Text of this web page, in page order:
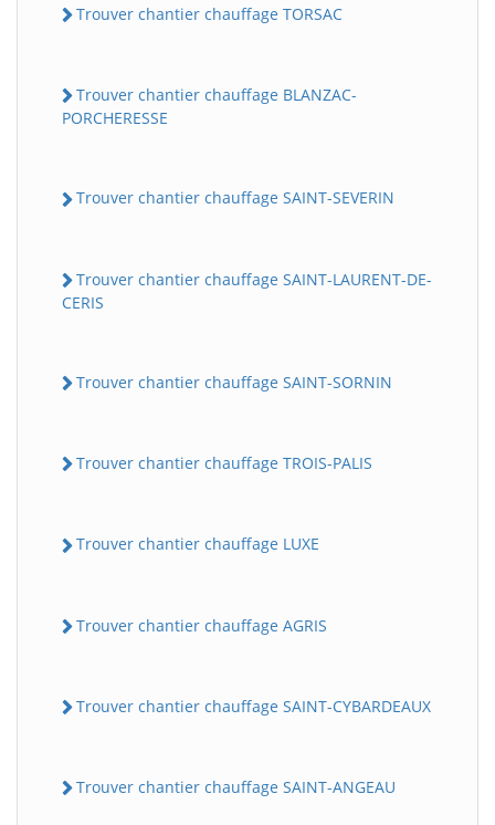
Trouver chantier chauffage TORSAC
Trouver chantier chauffage BLANZAC-
PORCHERESSE
Trouver chantier chauffage SAINT-SEVERIN
Trouver chantier chauffage SAINT-LAURENT-DE-
CERIS
Trouver chantier chauffage SAINT-SORNIN
Trouver chantier chauffage TROIS-PALIS
Trouver chantier chauffage LUXE
Trouver chantier chauffage AGRIS
Trouver chantier chauffage SAINT-CYBARDEAUX
Trouver chantier chauffage SAINT-ANGEAU